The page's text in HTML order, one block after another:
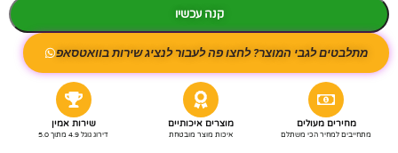
קנה עכשיו
מתלבטים לגבי המוצר? לחצו פה לעבור לנציג שירות בוואטסאפ
מחירים מעולים
מתחייבים למחיר הכי משתלם
מוצרים איכותיים
איכות מוצר מובטחת
שירות אמין
דירוג גוגל 4.9 מתוך 5.0